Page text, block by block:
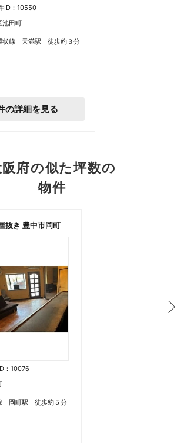
ID：10550
池田町
状線 天満駅 徒歩約３分
の詳細を見る
阪府の似た坪数の
物件
抜き 豊中市岡町
：10076
岡町駅 徒歩約５分